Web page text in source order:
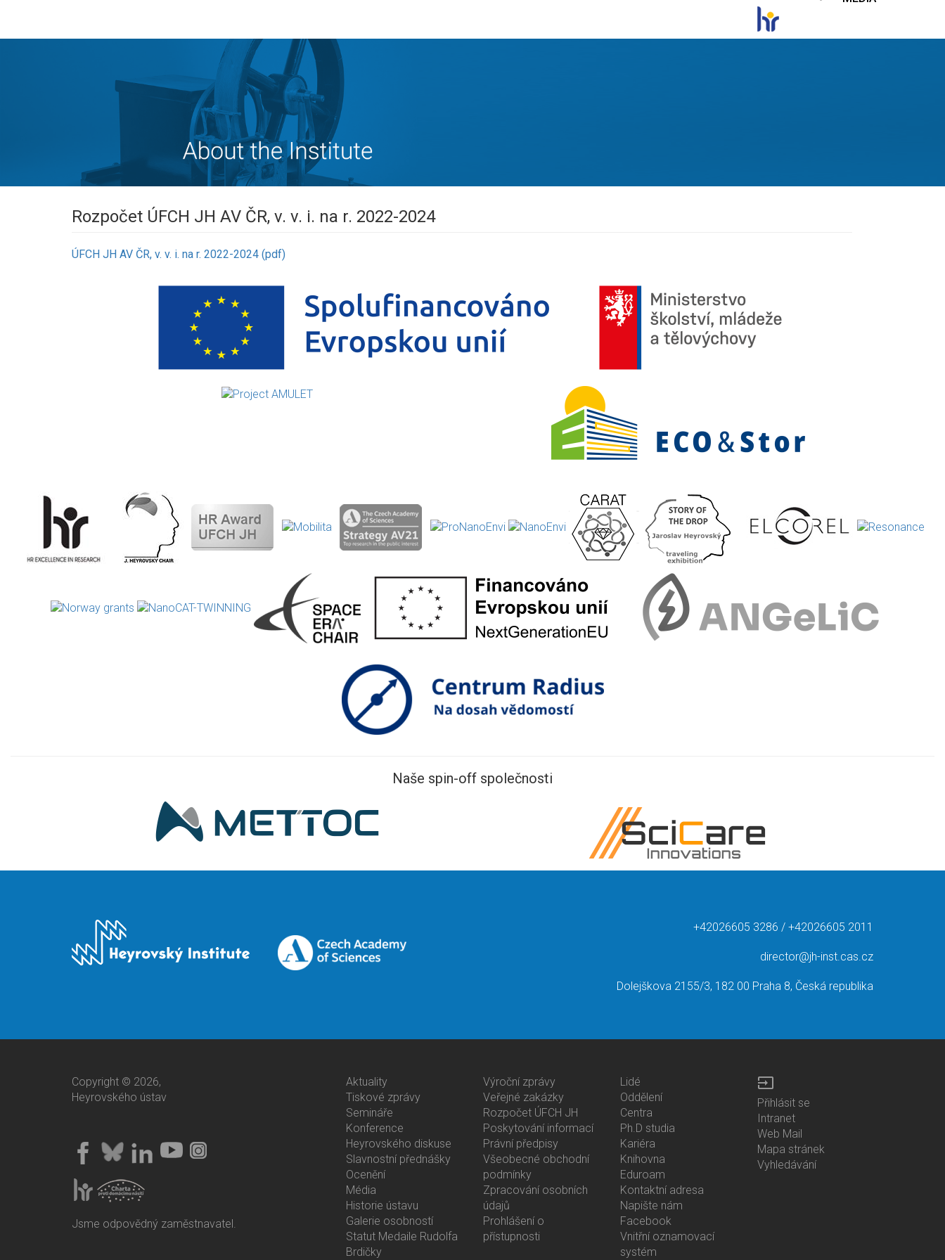
Rozpočet ÚFCH JH AV ČR, v. v. i. na r. 2022-2024
ÚFCH JH AV ČR, v. v. i. na r. 2022-2024 (pdf)
Naše spin-off společnosti
+42026605 3286 / +42026605 2011
director@jh-inst.cas.cz
Dolejškova 2155/3, 182 00 Praha 8, Česká republika
Copyright © 2026,
Heyrovského ústav
Jsme odpovědný zaměstnavatel.
Bottom
Menu
Activities
Aktuality
Tiskové zprávy
Semináře
Konference
Heyrovského diskuse
Slavnostní přednášky
Ocenění
Média
Historie ústavu
Galerie osobností
Statut Medaile Rudolfa
Brdičky
Bottom
Menu
About
Us
Výroční zprávy
Veřejné zakázky
Rozpočet ÚFCH JH
Poskytování informací
Právní předpisy
Všeobecné obchodní
podmínky
Zpracování osobních
údajů
Prohlášení o
přístupnosti
Bottom
Menu
Contacts
Lidé
Oddělení
Centra
Ph.D studia
Kariéra
Knihovna
Eduroam
Kontaktní adresa
Napište nám
Facebook
Vnitřní oznamovací
systém
input
Bottom
Menu
Login
Přihlásit se
Intranet
Web Mail
Mapa stránek
Vyhledávání